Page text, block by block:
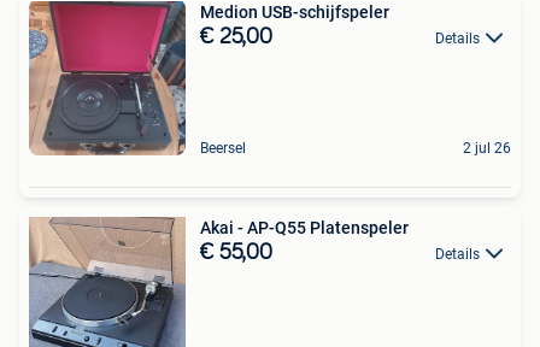
Medion USB-schijfspeler
€ 25,00 Details
Beersel 2 jul 26
Akai - AP-Q55 Platenspeler
€ 55,00 Details